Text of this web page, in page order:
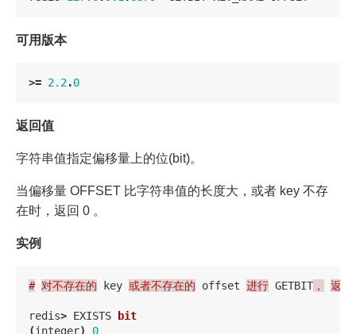
可用版本
>= 2.2.0
返回值
字符串值指定偏移量上的位(bit)。
当偏移量 OFFSET 比字符串值的长度大，或者 key 不存
在时，返回 0 。
实例
# 对不存在的 key 或者不存在的 offset 进行 GETBIT ， 返回
redis> EXISTS bit
(integer) 0